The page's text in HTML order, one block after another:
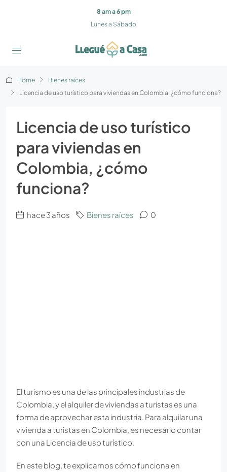
8 am a 6 pm
Lunes a Sábado
Home
Bienes raíces
Licencia de uso turístico para viviendas en Colombia, ¿cómo funciona?
Licencia de uso turístico
para viviendas en
Colombia, ¿cómo
funciona?
hace 3 años Bienes raíces 0
El turismo es una de las principales industrias de
Colombia, y el alquiler de viviendas a turistas es una
forma de aprovechar esta industria. Para alquilar una
vivienda a turistas en Colombia, es necesario contar
con una Licencia de uso turístico.
En este blog, te explicamos cómo funciona en